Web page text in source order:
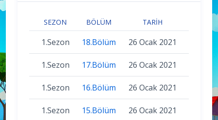
SEZON BÖLÜM TARIH
1.Sezon 18.Bölüm 26 Ocak 2021
1.Sezon 17.Bölüm 26 Ocak 2021
1.Sezon 16.Bölüm 26 Ocak 2021
1.Sezon 15.Bölüm 26 Ocak 2021